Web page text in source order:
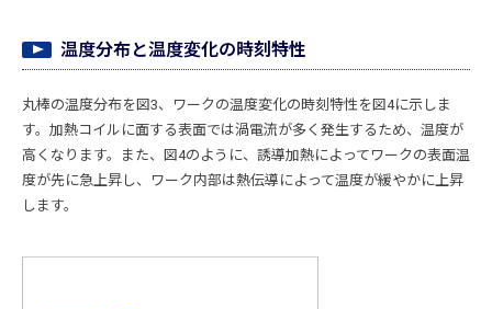
温度分布と温度変化の時刻特性
丸棒の温度分布を図3、ワークの温度変化の時刻特性を図4に示しま
す。加熱コイルに面する表面では渦電流が多く発生するため、温度が
高くなります。また、図4のように、誘導加熱によってワークの表面温
度が先に急上昇し、ワーク内部は熱伝導によって温度が緩やかに上昇
します。